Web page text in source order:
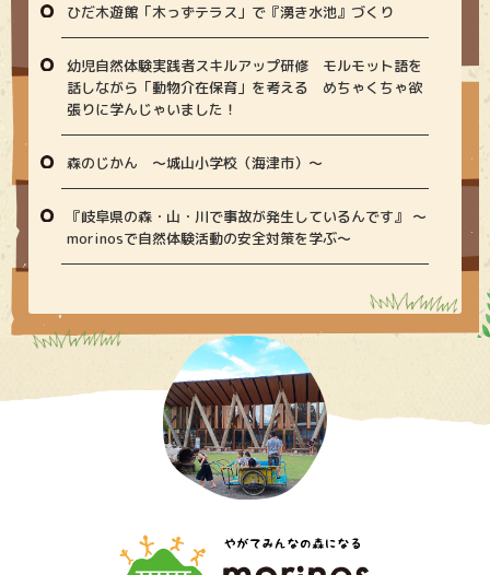
ひだ木遊館「木っずテラス」で『湧き水池』づくり
幼児自然体験実践者スキルアップ研修 モルモット語を
話しながら「動物介在保育」を考える めちゃくちゃ欲
張りに学んじゃいました！
森のじかん 〜城山小学校（海津市）〜
『岐阜県の森・山・川で事故が発生しているんです』 〜
morinosで自然体験活動の安全対策を学ぶ〜